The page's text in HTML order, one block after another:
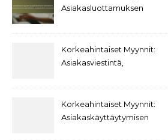
Asiakasluottamuksen
parantaminen,
Asiakasprofiilien
Korkeahintaiset Myynnit:
Asiakasviestintä,
Korkeahintaiset Myynnit:
Asiakaskäyttäytymisen